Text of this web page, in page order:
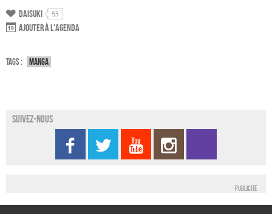
Daisuki 53
Ajouter à l'agenda
Tags : Manga
Suivez-nous
Publicité